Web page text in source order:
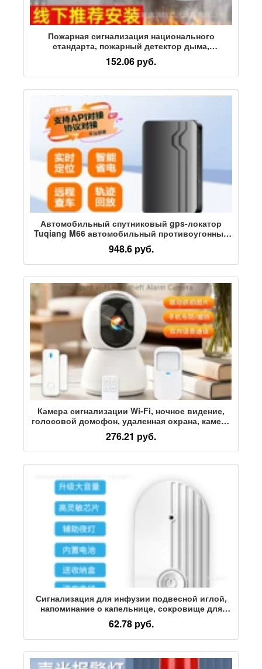
Пожарная сигнализация национального
стандарта, пожарный детектор дыма,
независимая индукция, коммерческая пожарная
сигнализация, бытовой датчик дыма
152.06 руб.
Автомобильный спутниковый gps-локатор
Tuqiang M66 автомобильный противоугонный
5G без установки сильный магнитный gps-
трекер позиционирования
948.6 руб.
Камера сигнализации Wi-Fi, ночное видение,
голосовой домофон, удаленная охрана, камера
наблюдения высокой четкости, инфракрасный
детектор
276.21 руб.
Сигнализация для инфузии подвесной иглой,
напоминание о капельнице, сокровище для
инфузии, подвесная вода, автоматическое
напоминание о низкой дозе, сопровождение на
больничной койке
62.78 руб.